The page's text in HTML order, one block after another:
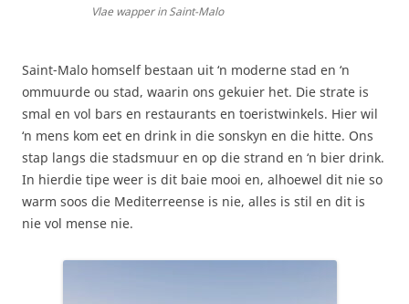
Vlae wapper in Saint-Malo
Saint-Malo homself bestaan uit ‘n moderne stad en ‘n
ommuurde ou stad, waarin ons gekuier het. Die strate is
smal en vol bars en restaurants en toeristwinkels. Hier wil
‘n mens kom eet en drink in die sonskyn en die hitte. Ons
stap langs die stadsmuur en op die strand en ‘n bier drink.
In hierdie tipe weer is dit baie mooi en, alhoewel dit nie so
warm soos die Mediterreense is nie, alles is stil en dit is
nie vol mense nie.